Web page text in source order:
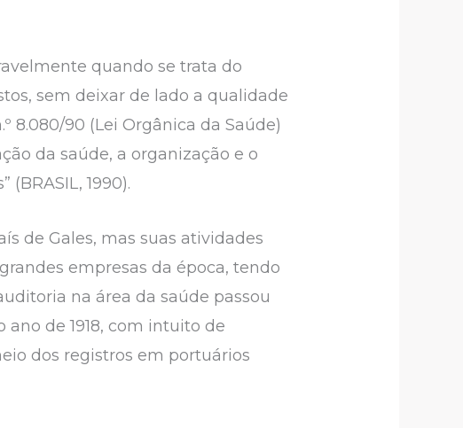
quando se trata do
sem deixar de lado a qualidade
8.080/90 (Lei Orgânica da Saúde)
da saúde, a organização e o
1990).
de Gales, mas suas atividades
empresas da época, tendo
na área da saúde passou
de 1918, com intuito de
dos registros em portuários